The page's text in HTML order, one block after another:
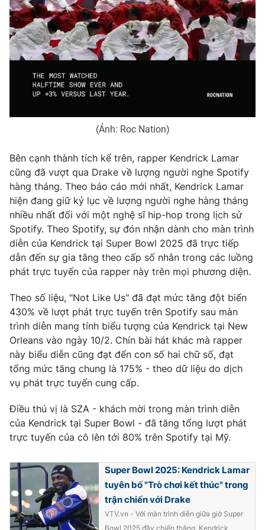
Photo Infographic
Video Shorts video
VTV Money
Bất động sản
Thị trường 24h Tấm lòng Việt
VTV4 Vươn mình bằng AI
VTV9 VTV8
Liên hệ tòa soạn English
THỜI BÁO VTV
Theo dõi báo trên
Cơ quan chủ quản:Đài Truyền hình Việt Nam
Cơ quan báo chí:Thời báo VTV
Giấy phép hoạt động báo in và báo điện tử số 483/GP-BTTTT
Tổng Biên tập:Vũ Thanh Thủy
Phó Tổng Biên tập:Nguyễn Thị Mỹ Hạnh, Phạm Quốc Thắng,
Nguyễn Trọng Ninh
Tổng đài VTV:024.38 355 931 - 024.38 355 932
(Ảnh: Roc Nation)
Bên cạnh thành tích kể trên, rapper Kendrick Lamar
cũng đã vượt qua Drake về lượng người nghe Spotify
hàng tháng. Theo báo cáo mới nhất, Kendrick Lamar
hiện đang giữ kỷ lục về lượng người nghe hàng tháng
nhiều nhất đối với một nghệ sĩ hip-hop trong lịch sử
Spotify. Theo Spotify, sự đón nhận dành cho màn trình
diễn của Kendrick tại Super Bowl 2025 đã trực tiếp
dẫn đến sự gia tăng theo cấp số nhân trong các luồng
phát trực tuyến của rapper này trên mọi phương diện.
Theo số liệu, "Not Like Us" đã đạt mức tăng đột biến
430% về lượt phát trực tuyến trên Spotify sau màn
trình diễn mang tính biểu tượng của Kendrick tại New
Orleans vào ngày 10/2. Chín bài hát khác mà rapper
này biểu diễn cũng đạt đến con số hai chữ số, đạt
tổng mức tăng chung là 175% - theo dữ liệu do dịch
vụ phát trực tuyến cung cấp.
Điều thú vị là SZA - khách mời trong màn trình diễn
của Kendrick tại Super Bowl - đã tăng tổng lượt phát
trực tuyến của cô lên tới 80% trên Spotify tại Mỹ.
Super Bowl 2025: Kendrick Lamar
tuyên bố "Trò chơi kết thúc" trong
trận chiến với Drake
VTV.vn - Với màn trình diễn giữa giờ Super
Bowl 2025 đầy chiến thắng, Kendrick